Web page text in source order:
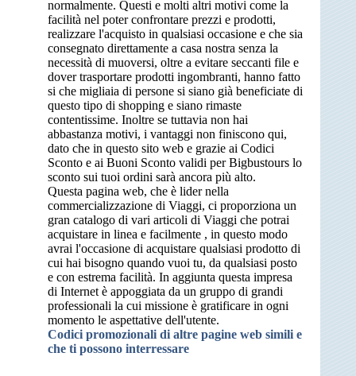
normalmente. Questi e molti altri motivi come la
facilità nel poter confrontare prezzi e prodotti,
realizzare l'acquisto in qualsiasi occasione e che sia
consegnato direttamente a casa nostra senza la
necessità di muoversi, oltre a evitare seccanti file e
dover trasportare prodotti ingombranti, hanno fatto
si che migliaia di persone si siano già beneficiate di
questo tipo di shopping e siano rimaste
contentissime. Inoltre se tuttavia non hai
abbastanza motivi, i vantaggi non finiscono qui,
dato che in questo sito web e grazie ai Codici
Sconto e ai Buoni Sconto validi per Bigbustours lo
sconto sui tuoi ordini sarà ancora più alto.
Questa pagina web, che è lider nella
commercializzazione di Viaggi, ci proporziona un
gran catalogo di vari articoli di Viaggi che potrai
acquistare in linea e facilmente , in questo modo
avrai l'occasione di acquistare qualsiasi prodotto di
cui hai bisogno quando vuoi tu, da qualsiasi posto
e con estrema facilità. In aggiunta questa impresa
di Internet è appoggiata da un gruppo di grandi
professionali la cui missione è gratificare in ogni
momento le aspettative dell'utente.
Codici promozionali di altre pagine web simili e
che ti possono interressare